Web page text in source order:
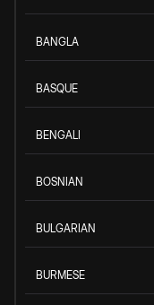
BANGLA
BASQUE
BENGALI
BOSNIAN
BULGARIAN
BURMESE